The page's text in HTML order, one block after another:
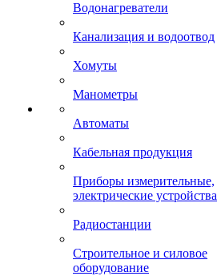
Водонагреватели
Канализация и водоотвод
Хомуты
Манометры
Автоматы
Кабельная продукция
Приборы измерительные,
электрические устройства
Радиостанции
Строительное и силовое
оборудование